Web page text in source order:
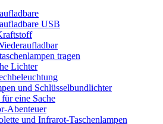
USB
tragen
Lichter
und Schlüsselbundlichter
eine Sache
Abenteuer
und Infrarot-Taschenlampen